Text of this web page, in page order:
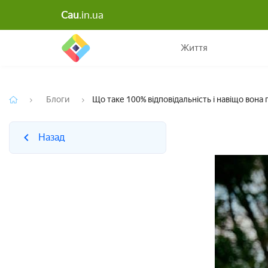
Cau.in.ua
Життя
Назад
Блоги Що таке 100% відповідальність і навіщо вона
Назад